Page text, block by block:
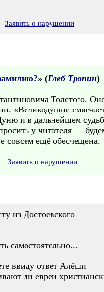
Заявить о нарушении
» (Глеб Тропин)
Толстого.
«Великодушие
и в дальнейшем
у читателя —
совсем ещё обесчещена.
Заявить о нарушении
из Достоевского
самостоятельно...
ввиду ответ Алёши
ли евреи